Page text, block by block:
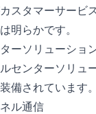
スタマーサービ
明らかです。
ーソリューショ
センターソリュ
備されています。
ル通信